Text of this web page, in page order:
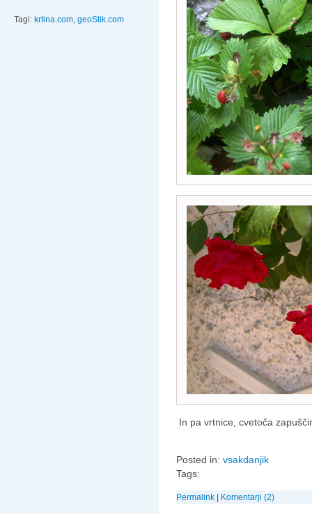
Tagi: krtina.com, geoStik.com
In pa vrtnice, cvetoča
Posted in: vsakdanjik
Tags:
Permalink Komentarji (2)